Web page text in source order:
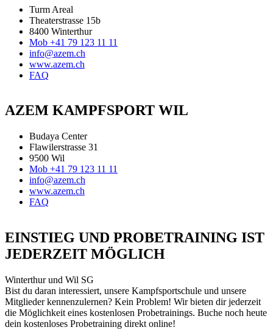
Turm Areal
Theaterstrasse 15b
8400 Winterthur
Mob +41 79 123 11 11
info@azem.ch
www.azem.ch
FAQ
AZEM KAMPFSPORT WIL
Budaya Center
Flawilerstrasse 31
9500 Wil
Mob +41 79 123 11 11
info@azem.ch
www.azem.ch
FAQ
EINSTIEG UND PROBETRAINING IST
JEDERZEIT MÖGLICH
Winterthur und Wil SG
Bist du daran interessiert, unsere Kampfsportschule und unsere
Mitglieder kennenzulernen? Kein Problem! Wir bieten dir jederzeit
die Möglichkeit eines kostenlosen Probetrainings. Buche noch heute
dein kostenloses Probetraining direkt online!